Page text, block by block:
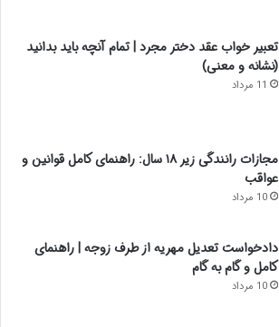
تعبیر خواب عقد دختر مجرد | تمام آنچه باید بدانید
(نشانه و معنی)
11 مرداد
مجازات رانندگی زیر ۱۸ سال: راهنمای کامل قوانین و
عواقب
10 مرداد
دادخواست تعدیل مهریه از طرف زوجه | راهنمای
کامل و گام به گام
10 مرداد